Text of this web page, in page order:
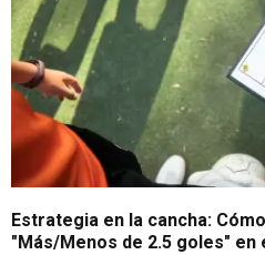
Estrategia en la cancha:
"Más/Menos de 2.5 goles" en